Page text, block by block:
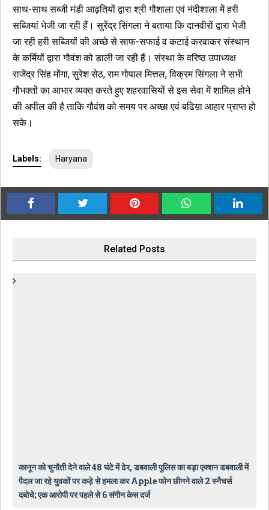
साथ-साथ सब्जी मंडी आढ़तियों द्वारा श्री गौशाला एवं नंदीशाला में हरी
सब्जियां भेजी जा रही हैं। सुरेंद्र सिंगला ने बताया कि दानवीरों द्वारा भेजी
जा रही हरी सब्जियों की अच्छे से साफ-सफाई व कटाई करवाकर संस्थान
के कर्मियों द्वारा गौवंश को डाली जा रही हैं। संस्था के वरिष्ठ उपाध्यक्ष
राजेंद्र सिंह मोंगा, सुरेश सेठ, राम गोपाल मित्तल, विक्रम सिंगला ने सभी
गौभक्तों का आभार व्यक्त करते हुए शहरवासियों से इस सेवा में शामिल होने
की अपील की है ताकि गौवंश को समय पर अच्छा एवं बढिय़ा आहार प्राप्त हो
सके।
Labels: Haryana
Related Posts
कानून को चुनौती देने वाले 48 घंटे में ढेर, डबवाली पुलिस का बड़ा एक्शन डबवाली में
पैदल जा रहे युवकों पर कड़े से हमला कर Apple फोन छीनने वाले 2 स्नैचर्स
दबोचे; एक आरोपी पर पहले से 6 संगीन केस दर्ज